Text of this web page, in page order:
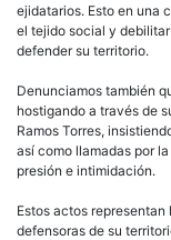
ejidatarios. Esto en una
el tejido social y
defender su territorio.
Denunciamos también
hostigando a través de
Ramos Torres,
así como llamadas por
presión e intimidación.
Estos actos
defensoras de su